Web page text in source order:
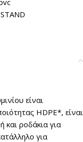
είναι
HDPE*, είναι
και ροδάκια για
για